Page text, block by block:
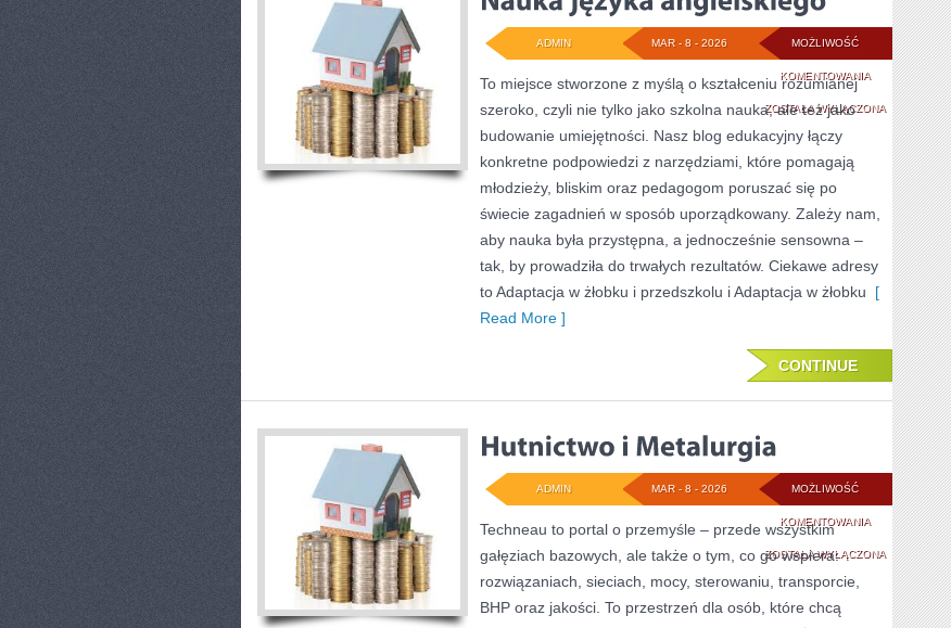
MOŻLIWOŚĆ
KOMENTOWANIANAUKA
JĘZYKA
ZOSTAŁA WYŁĄCZONA
MAR - 8 - 2026
ADMIN
To miejsce stworzone z myślą o kształceniu rozumianej
szeroko, czyli nie tylko jako szkolna nauka, ale też jako
budowanie umiejętności. Nasz blog edukacyjny łączy
konkretne podpowiedzi z narzędziami, które pomagają
młodzieży, bliskim oraz pedagogom poruszać się po
świecie zagadnień w sposób uporządkowany. Zależy nam,
aby nauka była przystępna, a jednocześnie sensowna –
tak, by prowadziła do trwałych rezultatów. Ciekawe adresy
to Adaptacja w żłobku i przedszkolu i Adaptacja w żłobku [
Read More ]
CONTINUE
MOŻLIWOŚĆ
KOMENTOWANIAHUTNICTWO
I
METALURGIA
ZOSTAŁA WYŁĄCZONA
MAR - 8 - 2026
ADMIN
Techneau to portal o przemyśle – przede wszystkim
gałęziach bazowych, ale także o tym, co go wspiera:
rozwiązaniach, sieciach, mocy, sterowaniu, transporcie,
BHP oraz jakości. To przestrzeń dla osób, które chcą